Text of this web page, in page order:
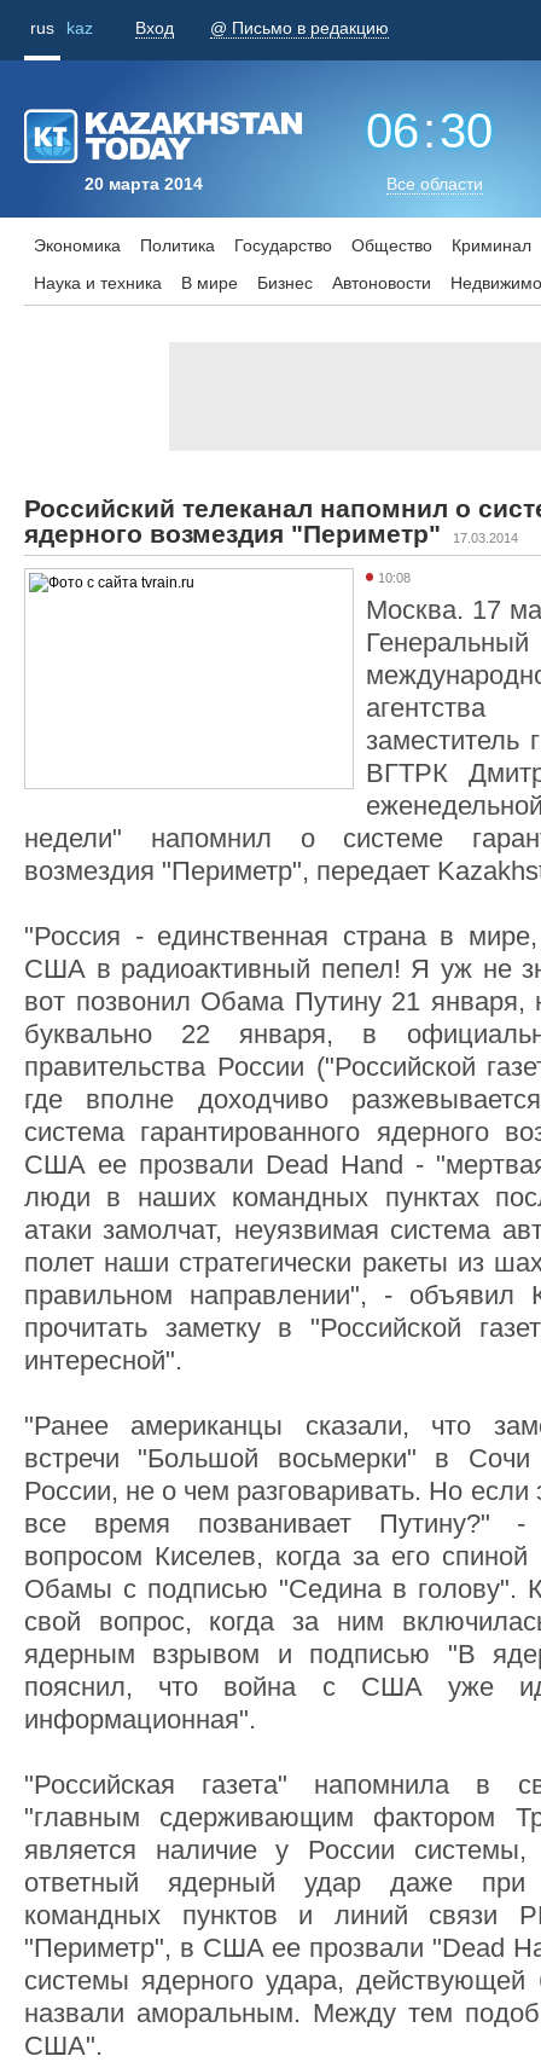
rus kaz Вход @ Письмо в редакцию
20 марта 2014
06:30
Все области
Экономика Политика Государство Общество
Криминал
Наука и техника
В мире Бизнес Aвтоновости
Российский телеканал напомнил о
ядерного возмездия "Периметр"
17.03.2014
10:08
Москва. 17
заместитель
ВГТРК
недели" напомнил о системе
возмездия "Периметр", передает
"Россия - единственная страна в
США в радиоактивный пепел! Я уж не
вот позвонил Обама Путину 21
буквально 22 января, в
правительства России ("Российской
где вполне доходчиво
система гарантированного ядерного
США ее прозвали Dead Hand -
люди в наших командных пунктах
атаки замолчат, неуязвимая система
полет наши стратегически ракеты из
правильном направлении", - объявил
прочитать заметку в "Российской
интересной".
"Ранее американцы сказали, что
встречи "Большой восьмерки" в
России, не о чем разговаривать. Но
все время позванивает Путину?" -
вопросом Киселев, когда за его
Обамы с подписью "Седина в голову".
свой вопрос, когда за ним
ядерным взрывом и подписью "В
пояснил, что война с США уже
информационная".
"Российская газета" напомнила в
"главным сдерживающим фактором
является наличие у России
ответный ядерный удар даже при
командных пунктов и линий связи
"Периметр", в США ее прозвали "Dead
системы ядерного удара, действующей
назвали аморальным. Между тем
США".